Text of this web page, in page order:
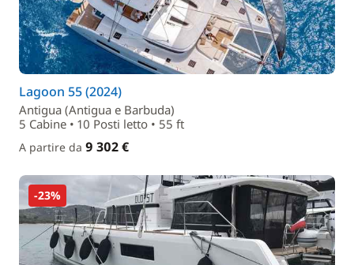
Lagoon 55 (2024)
Antigua (Antigua e Barbuda)
5 Cabine • 10 Posti letto • 55 ft
A partire da 9 302 €
-23%